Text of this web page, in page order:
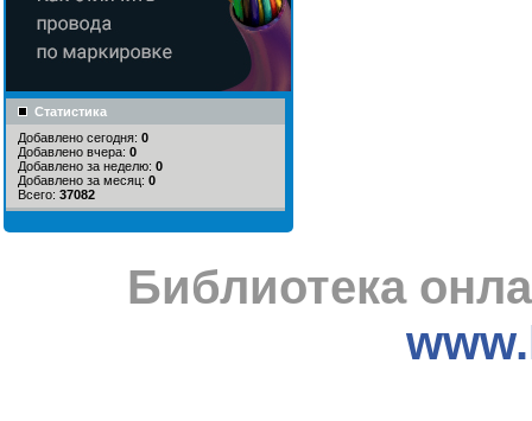
Статистика
Добавлено сегодня: 0
Добавлено вчера: 0
Добавлено за неделю: 0
Добавлено за месяц: 0
Всего: 37082
Библиотека